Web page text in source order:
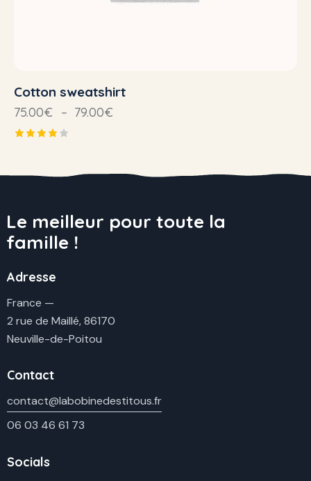
Cotton sweatshirt
75.00€ – 79.00€
Le meilleur pour toute la
famille !
Adresse
France —
2 rue de Maillé, 86170
Neuville-de-Poitou
Contact
contact@labobinedestitous.fr
06 03 46 61 73
Socials